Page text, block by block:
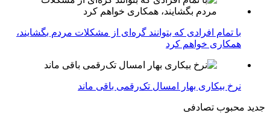
با تمام افرادی که بتوانند گره‌ای از مشکلات مردم بگشایند،
همکاری خواهم کرد
نرخ بیکاری بهار امسال تک‌رقمی باقی ماند
جدید محبوب تصادفی